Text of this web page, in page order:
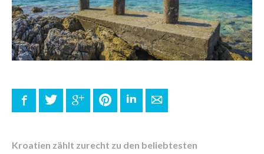
FacebookTwitter Google+ PinterestLinkedInE-mail
Kroatien zählt zurecht zu den beliebtesten